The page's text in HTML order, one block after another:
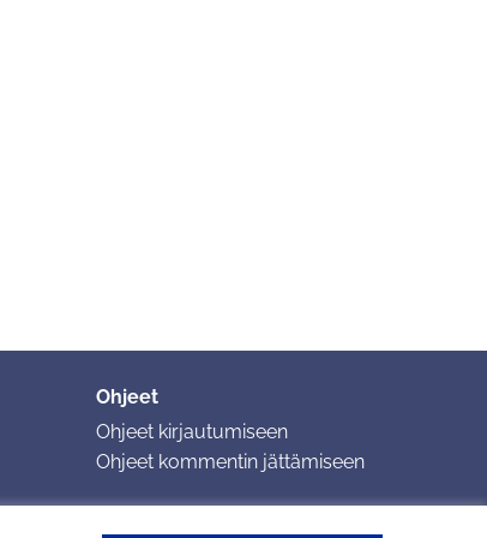
Ohjeet
Ohjeet kirjautumiseen
Ohjeet kommentin jättämiseen